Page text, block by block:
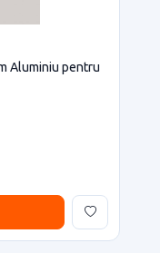
Aluminiu pentru